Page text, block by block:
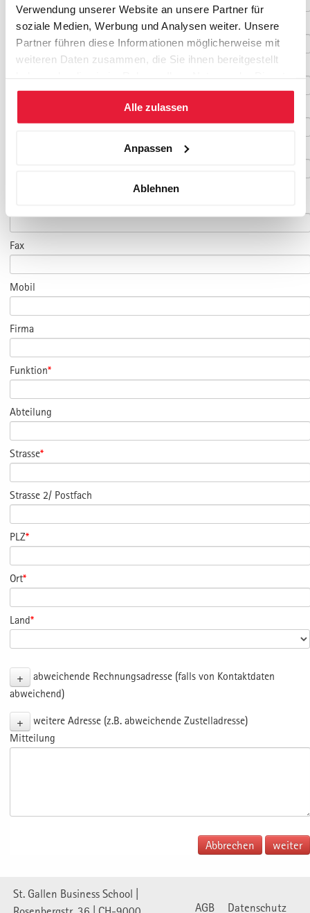
Verwendung unserer Website an unsere Partner für
soziale Medien, Werbung und Analysen weiter. Unsere
Partner führen diese Informationen möglicherweise mit
weiteren Daten zusammen, die Sie ihnen bereitgestellt
gesammelt haben.
Alle zulassen
Anpassen
Ablehnen
Nachname*
Geburtsdatum
Fax
Mobil
Firma
Funktion*
Abteilung
Strasse*
Strasse 2/ Postfach
PLZ*
Ort*
Land*
+
abweichende Rechnungsadresse (falls von Kontaktdaten
abweichend)
+
weitere Adresse (z.B. abweichende Zustelladresse)
Mitteilung
Abbrechen
St. Gallen Business School |
AGB Datenschutz